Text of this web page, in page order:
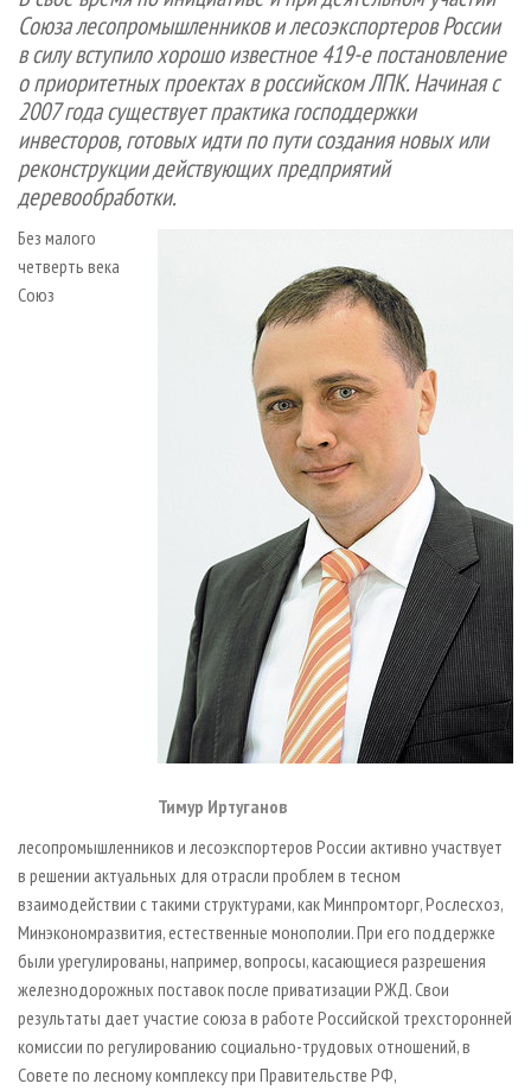
СУШКА ДРЕВЕСИНЫ
ПРОИЗВОДСТВО ДРЕВЕСНЫХ ПЛИТ
ДЕРЕВЯННОЕ ДОМОСТРОЕНИЕ
ПРОИЗВОДСТВО МЕБЕЛИ
БИОЭНЕРГЕТИКА
ЦБП
ИНСТРУМЕНТ И МАТЕРИАЛЫ
ПЕРСОНЫ
МОБИЛЬНЫЕ ВЫСТАВКИ
ОФИЦИАЛЬНЫЕ ДЕЛЕГАЦИИ
ПРИОРИТЕТНЫЕ ИНВЕСТПРОЕКТЫ
RUSSIAN FORESTRY REVIEW
ГАЗЕТА ЛЕСПРОМФОРУМ
КОНТАКТЫ
РЕКЛАМА
РЕКЛАМА НА САЙТЕ
Союза лесопромышленников и лесоэкспортеров России
в силу вступило хорошо известное 419-е постановление
о приоритетных проектах в российском ЛПК. Начиная с
2007 года существует практика господдержки
инвесторов, готовых идти по пути создания новых или
реконструкции действующих предприятий
деревообработки.
Тимур Иртуганов
Без малого
четверть века
Союз
лесопромышленников и лесоэкспортеров России активно участвует
в решении актуальных для отрасли проблем в тесном
взаимодействии с такими структурами, как Минпромторг, Рослесхоз,
Минэкономразвития, естественные монополии. При его поддержке
были урегулированы, например, вопросы, касающиеся разрешения
железнодорожных поставок после приватизации РЖД. Свои
результаты дает участие союза в работе Российской трехсторонней
комиссии по регулированию социально-трудовых отношений, в
Совете по лесному комплексу при Правительстве РФ,